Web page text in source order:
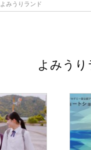
よみうりランド
よみう